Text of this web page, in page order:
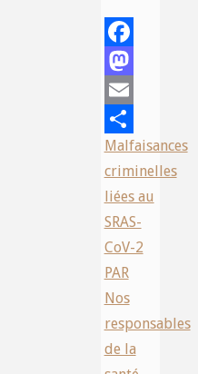
Facebook
Mastodon
Email
Share
Malfaisances
criminelles
liées au
SRAS-
CoV-2
PAR
Nos
responsables
de la